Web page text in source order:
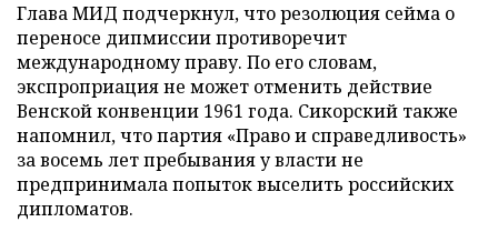
Глава МИД подчеркнул, что резолюция сейма о
переносе дипмиссии противоречит
международному праву. По его словам,
экспроприация не может отменить действие
Венской конвенции 1961 года. Сикорский также
напомнил, что партия «Право и справедливость»
за восемь лет пребывания у власти не
предпринимала попыток выселить российских
дипломатов.